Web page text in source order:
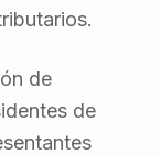
de
de